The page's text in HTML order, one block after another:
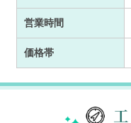
営業時間
価格帯